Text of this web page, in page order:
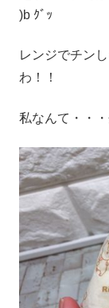
)b ｸﾞｯ
レンジでチン
わ！！
私なんて・・・